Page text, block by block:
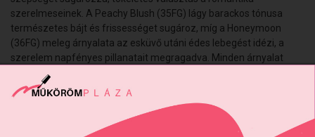
szerelmeseinek. A Peachy Blush (35FG) lágy barackos tónusa
természetes bájt és frissességet sugároz, míg a Honeymoon
(36FG) meleg árnyalata az esküvő utáni édes lebegést idézi, a
szerelem napfényes pillanatait megragadva. Minden árnyalat
egyedi ragyogást és eleganciát kölcsönöz a körmöknek, hogy a
menyasszonyi szépség a kezeken is életre kelhessen.
Kötési ideje UV-ban 2-3 perc, LED-ben 1-2 perc.